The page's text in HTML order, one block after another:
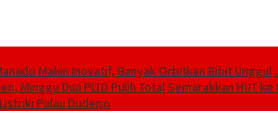
Makin Inovatif, Banyak Orbitkan Bibit Unggul
Minggu Dua PLTD Pulih TotalSemarakkan HUT ke
Pulau Dudepo